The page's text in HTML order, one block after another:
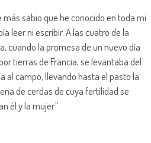
más sabio que he conocido en toda mi
leer ni escribir. A las cuatro de la
cuando la promesa de un nuevo día
tierras de Francia, se levantaba del
al campo, llevando hasta el pasto la
de cerdas de cuya fertilidad se
él y la mujer.”